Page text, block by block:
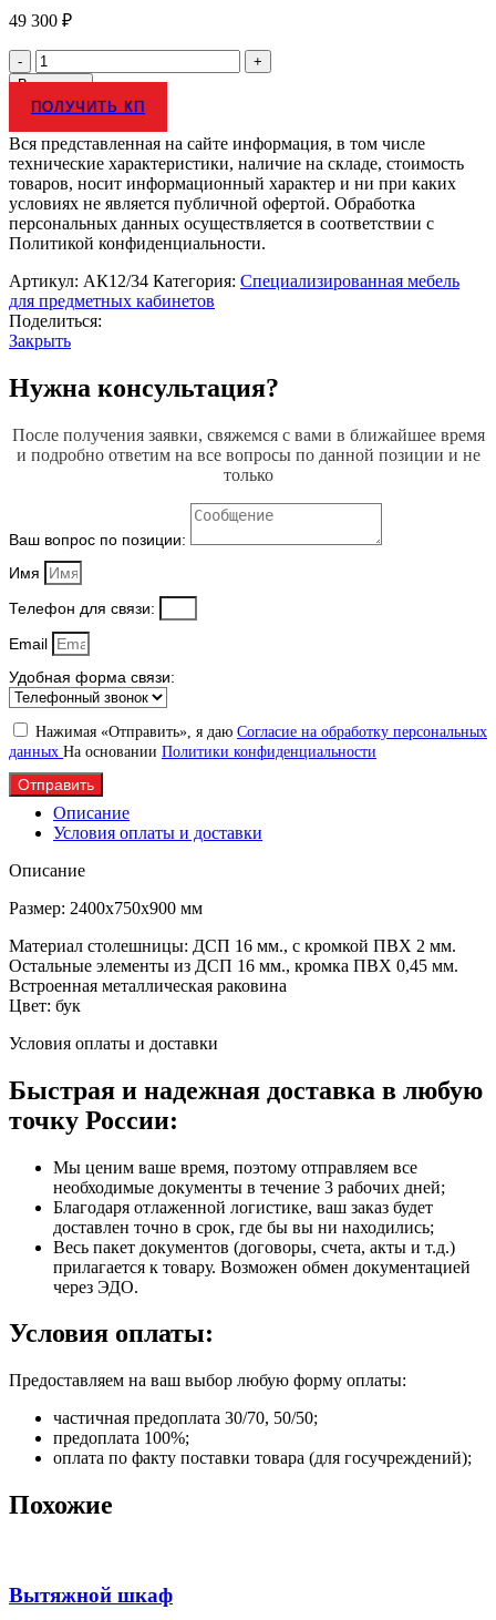
49 300 ₽
Количество
товара
Стол
демонстрационный
с
раковиной
В корзину
ПОЛУЧИТЬ КП
Вся представленная на сайте информация, в том числе
технические характеристики, наличие на складе, стоимость
товаров, носит информационный характер и ни при каких
условиях не является публичной офертой. Обработка
персональных данных осуществляется в соответствии с
Политикой конфиденциальности.
Артикул: АК12/34 Категория: Специализированная мебель
для предметных кабинетов
Поделиться:
Закрыть
Нужна консультация?
После получения заявки, свяжемся с вами в ближайшее время
и подробно ответим на все вопросы по данной позиции и не
только
Ваш вопрос по позиции:
Имя
Телефон для связи:
Email
Удобная форма связи:
Нажимая «Отправить», я даю Согласие на обработку персональных
данных На основании Политики конфиденциальности
Отправить
Описание
Условия оплаты и доставки
Описание
Размер: 2400х750х900 мм
Материал столешницы: ДСП 16 мм., с кромкой ПВХ 2 мм.
Остальные элементы из ДСП 16 мм., кромка ПВХ 0,45 мм.
Встроенная металлическая раковина
Цвет: бук
Условия оплаты и доставки
Быстрая и надежная доставка в любую
точку России:
Мы ценим ваше время, поэтому отправляем все
необходимые документы в течение 3 рабочих дней;
Благодаря отлаженной логистике, ваш заказ будет
доставлен точно в срок, где бы вы ни находились;
Весь пакет документов (договоры, счета, акты и т.д.)
прилагается к товару. Возможен обмен документацией
через ЭДО.
Условия оплаты:
Предоставляем на ваш выбор любую форму оплаты:
частичная предоплата 30/70, 50/50;
предоплата 100%;
оплата по факту поставки товара (для госучреждений);
Похожие
Вытяжной шкаф